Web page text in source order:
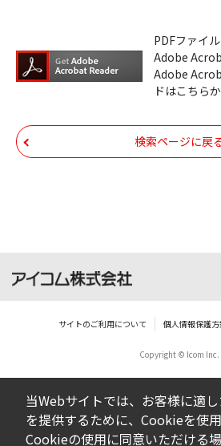
機器のコントロールコマン
びその他すべてのダウンロ
いての著作権を含むすべて
帰属します。ダウンロード
個人で使用される以外には
せんのでご了承ください。
告なく改良及び変更される場
ダウンロードサービスに掲
ファームウェアデータにつ
コンの基本システムを制御
ですから、データの書換中に
PDFファイ
Adobe
Adobe
ドはこちらか
検索ページに戻
サイトのご利用について 個人情報保護
Copyright © Icom Inc.
当Webサイトでは、お客様に適
を提供するために、Cookieを使用
Cookieの使用に同意いただける